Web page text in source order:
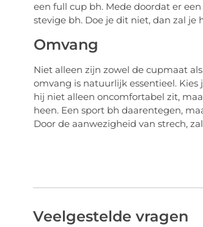
een full cup bh. Mede doordat er
stevige bh. Doe je dit niet, dan zal
Omvang
Niet alleen zijn zowel de cupmaat
omvang is natuurlijk essentieel.
hij niet alleen oncomfortabel zit,
heen. Een sport bh daarentegen,
Door de aanwezigheid van strech,
Veelgestelde vragen